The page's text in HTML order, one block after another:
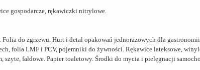
gospodarcze, rękawiczki nitrylowe.
do zgrzewu. Hurt i detal opakowań jednorazowych dla
folia LMF i PCV, pojemniki do żywności. Rękawice lateksowe,
fałdowe. Papier toaletowy. Środki do mycia i pielęgnacji